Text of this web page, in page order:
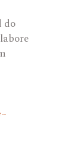
do